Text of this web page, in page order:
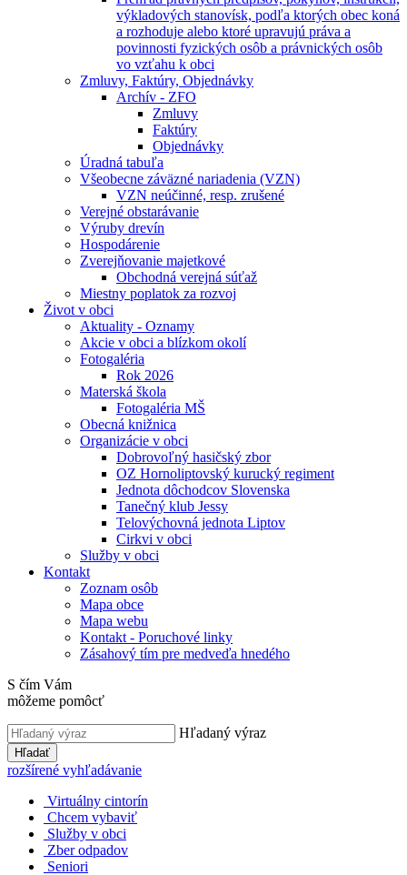
výkladových stanovísk, podľa ktorých obec koná
a rozhoduje alebo ktoré upravujú práva a
povinnosti fyzických osôb a právnických osôb
vo vzťahu k obci
Zmluvy, Faktúry, Objednávky
Archív - ZFO
Zmluvy
Faktúry
Objednávky
Úradná tabuľa
Všeobecne záväzné nariadenia (VZN)
VZN neúčinné, resp. zrušené
Verejné obstarávanie
Výruby drevín
Hospodárenie
Zverejňovanie majetkové
Obchodná verejná súťaž
Miestny poplatok za rozvoj
Život v obci
Aktuality - Oznamy
Akcie v obci a blízkom okolí
Fotogaléria
Rok 2026
Materská škola
Fotogaléria MŠ
Obecná knižnica
Organizácie v obci
Dobrovoľný hasičský zbor
OZ Hornoliptovský kurucký regiment
Jednota dôchodcov Slovenska
Tanečný klub Jessy
Telovýchovná jednota Liptov
Cirkvi v obci
Služby v obci
Kontakt
Zoznam osôb
Mapa obce
Mapa webu
Kontakt - Poruchové linky
Zásahový tím pre medveďa hnedého
S čím Vám
môžeme pomôcť
Hľadaný výraz
Hľadať
rozšírené vyhľadávanie
Virtuálny cintorín
Chcem vybaviť
Služby v obci
Zber odpadov
Seniori